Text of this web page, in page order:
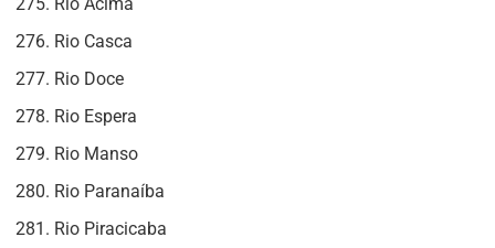
Rio Casca
Rio Doce
Rio Espera
Rio Manso
Rio Paranaíba
Rio Piracicaba